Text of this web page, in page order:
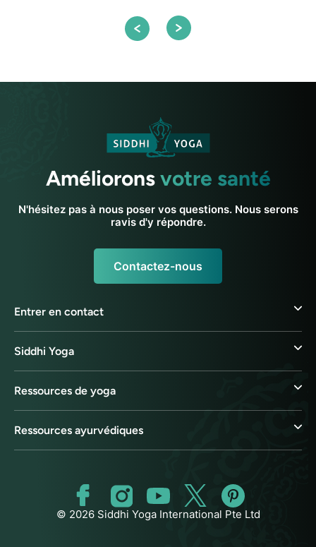
Amélioronsvotre santé
N'hésitez pas à nous poser vos questions. Nous serons
ravis d'y répondre.
Contactez-nous
Entrer en contact
Siddhi Yoga
Ressources de yoga
Ressources ayurvédiques
© 2026 Siddhi Yoga International Pte Ltd